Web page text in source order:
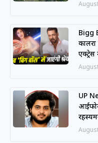
Bigg
एक्ट्रेस
UP